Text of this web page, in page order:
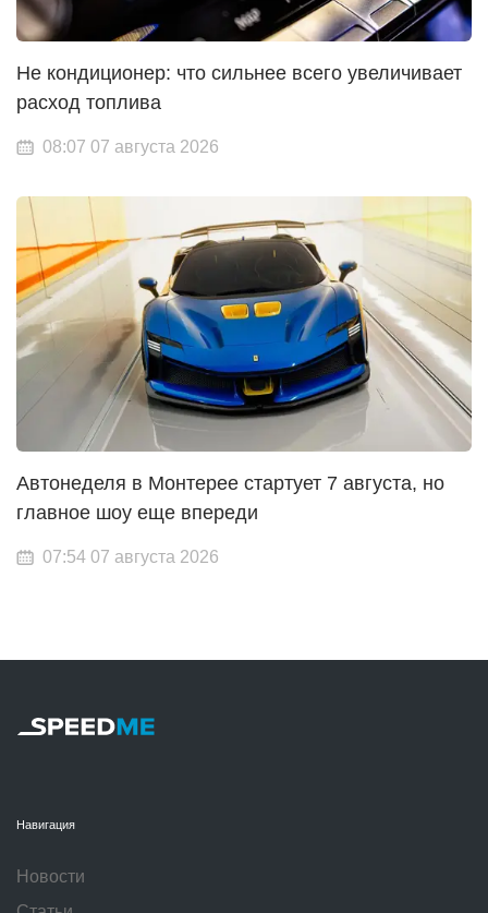
Не кондиционер: что сильнее всего увеличивает
расход топлива
08:07 07 августа 2026
Автонеделя в Монтерее стартует 7 августа, но
главное шоу еще впереди
07:54 07 августа 2026
Навигация
Новости